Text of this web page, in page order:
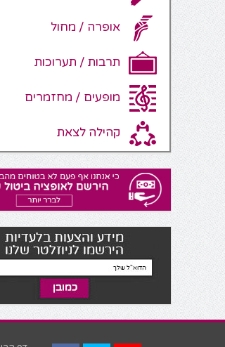
אופרה / מחול
תרבות / תערוכות
מופעים / מחזמרים
קהילה לצאת